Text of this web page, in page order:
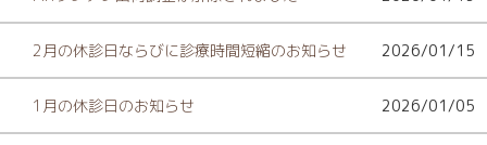
2月の休診日ならびに診療時間短縮のお知らせ 2026/01/15
1月の休診日のお知らせ 2026/01/05